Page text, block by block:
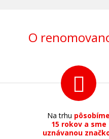
O
Na trhu pôsobíme
15 rokov a sme
uznávanou